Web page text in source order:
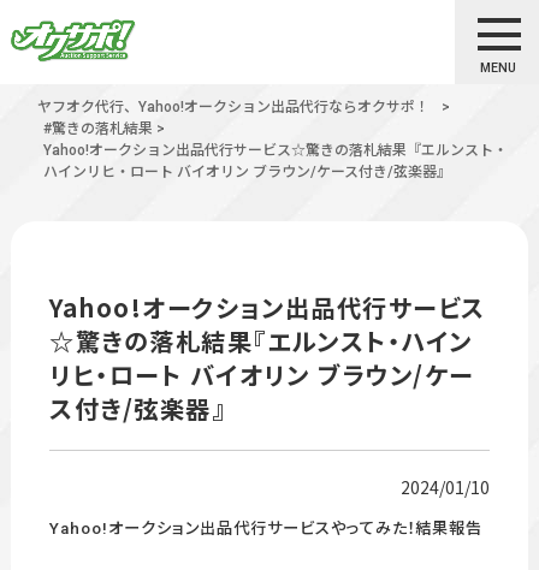
MENU
ヤフオク代行、Yahoo!オークション出品代行ならオクサポ！
>
#驚きの落札結果 >
Yahoo!オークション出品代行サービス☆驚きの落札結果『エルンスト・
ハインリヒ・ロート バイオリン ブラウン/ケース付き/弦楽器』
Yahoo!オークション出品代行サービス
☆驚きの落札結果『エルンスト・ハイン
リヒ・ロート バイオリン ブラウン/ケー
ス付き/弦楽器』
2024/01/10
Yahoo!オークション出品代行サービスやってみた！結果報告